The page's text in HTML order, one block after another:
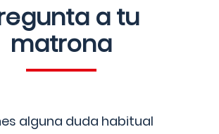
a tu
matrona
alguna duda habitual